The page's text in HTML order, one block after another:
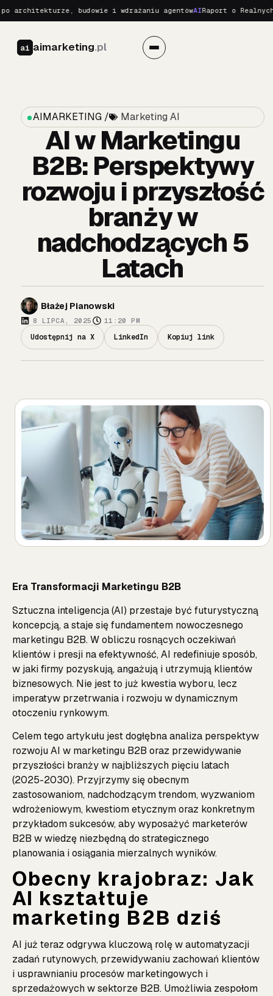
budowie i wdrażaniu agentówAIRaport o Realnych
ai aimarketing.pl
AIMARKETING / Marketing AI
AI w Marketingu
B2B: Perspektywy
rozwoju i przyszłość
branży w
nadchodzących 5
Latach
Błażej Pianowski
8 LIPCA, 2025 11:20 PM
Udostępnij na X LinkedIn Kopiuj link
Era Transformacji Marketingu B2B
Sztuczna inteligencja (AI) przestaje być futurystyczną
koncepcją, a staje się fundamentem nowoczesnego
marketingu B2B. W obliczu rosnących oczekiwań
klientów i presji na efektywność, AI redefiniuje sposób,
w jaki firmy pozyskują, angażują i utrzymują klientów
biznesowych. Nie jest to już kwestia wyboru, lecz
imperatyw przetrwania i rozwoju w dynamicznym
otoczeniu rynkowym.
Celem tego artykułu jest dogłębna analiza perspektyw
rozwoju AI w marketingu B2B oraz przewidywanie
przyszłości branży w najbliższych pięciu latach
(2025-2030). Przyjrzymy się obecnym
zastosowaniom, nadchodzącym trendom, wyzwaniom
wdrożeniowym, kwestiom etycznym oraz konkretnym
przykładom sukcesów, aby wyposażyć marketerów
B2B w wiedzę niezbędną do strategicznego
planowania i osiągania mierzalnych wyników.
Obecny krajobraz: Jak
AI kształtuje
marketing B2B dziś
AI już teraz odgrywa kluczową rolę w automatyzacji
zadań rutynowych, przewidywaniu zachowań klientów
i usprawnianiu procesów marketingowych i
sprzedażowych w sektorze B2B. Umożliwia zespołom